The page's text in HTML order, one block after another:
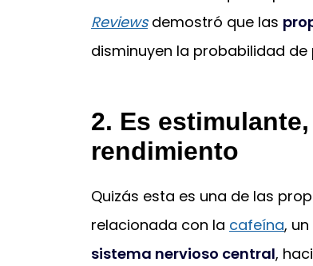
Reviewsdemostró que las
disminuyen la probabilidad
2. Es
rendimiento
Quizás esta es una de las
relacionada con la cafeína,
sistema nervioso central,